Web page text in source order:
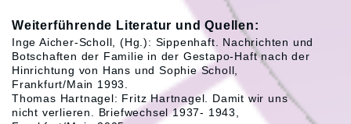
Weiterführende Literatur und Quellen:
Inge Aicher-Scholl, (Hg.): Sippenhaft. Nachrichten und
Botschaften der Familie in der Gestapo-Haft nach der
Hinrichtung von Hans und Sophie Scholl,
Frankfurt/Main 1993.
Thomas Hartnagel: Fritz Hartnagel. Damit wir uns
nicht verlieren. Briefwechsel 1937- 1943,